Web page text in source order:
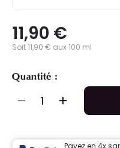
11,90 €
Soit 11,90 € aux 100 ml
Quantité :
Payez en 4x